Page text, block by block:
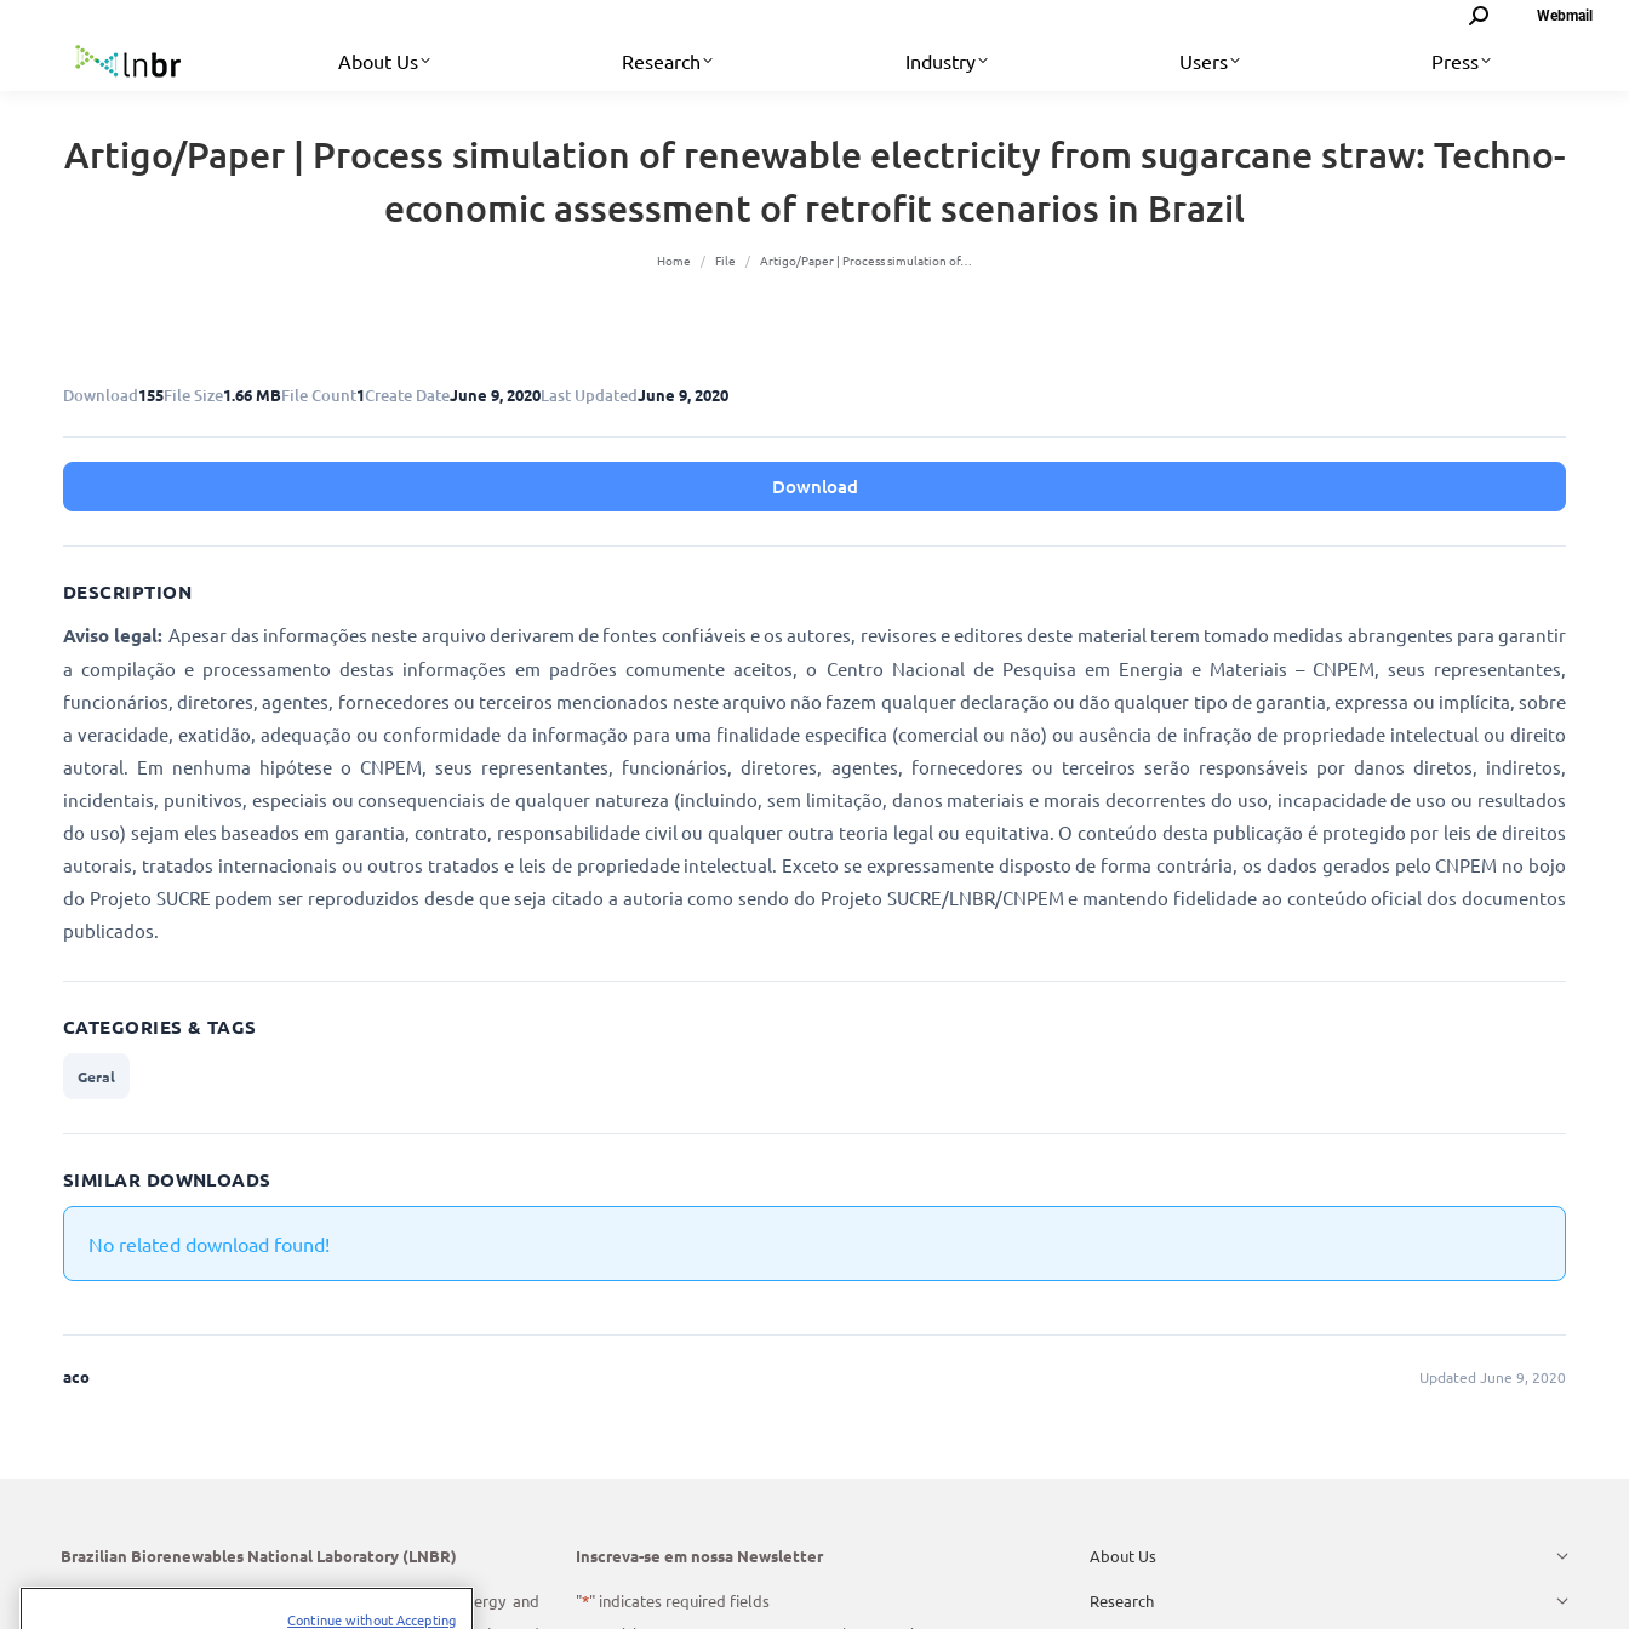
Search: Webmail
About Us Research Industry Users Press
Artigo/Paper | Process simulation of renewable electricity from sugarcane straw: Techno-
economic assessment of retrofit scenarios in Brazil
You are here:
Home File Artigo/Paper | Process simulation of…
Download155File Size1.66 MBFile Count1Create DateJune 9, 2020Last UpdatedJune 9, 2020
Download
DESCRIPTION
Aviso legal: Apesar das informações neste arquivo derivarem de fontes confiáveis e os autores, revisores e editores deste material terem tomado medidas abrangentes para garantir
a compilação e processamento destas informações em padrões comumente aceitos, o Centro Nacional de Pesquisa em Energia e Materiais – CNPEM, seus representantes,
funcionários, diretores, agentes, fornecedores ou terceiros mencionados neste arquivo não fazem qualquer declaração ou dão qualquer tipo de garantia, expressa ou implícita, sobre
a veracidade, exatidão, adequação ou conformidade da informação para uma finalidade especifica (comercial ou não) ou ausência de infração de propriedade intelectual ou direito
autoral. Em nenhuma hipótese o CNPEM, seus representantes, funcionários, diretores, agentes, fornecedores ou terceiros serão responsáveis por danos diretos, indiretos,
incidentais, punitivos, especiais ou consequenciais de qualquer natureza (incluindo, sem limitação, danos materiais e morais decorrentes do uso, incapacidade de uso ou resultados
do uso) sejam eles baseados em garantia, contrato, responsabilidade civil ou qualquer outra teoria legal ou equitativa. O conteúdo desta publicação é protegido por leis de direitos
autorais, tratados internacionais ou outros tratados e leis de propriedade intelectual. Exceto se expressamente disposto de forma contrária, os dados gerados pelo CNPEM no bojo
do Projeto SUCRE podem ser reproduzidos desde que seja citado a autoria como sendo do Projeto SUCRE/LNBR/CNPEM e mantendo fidelidade ao conteúdo oficial dos documentos
publicados.
CATEGORIES & TAGS
Geral
SIMILAR DOWNLOADS
No related download found!
aco Updated June 9, 2020
Brazilian Biorenewables National Laboratory (LNBR)
LNBR is part of the Brazilian Center for Research in Energy and
Inscreva-se em nossa Newsletter
"*" indicates required fields
About Us
Research
Continue without Accepting